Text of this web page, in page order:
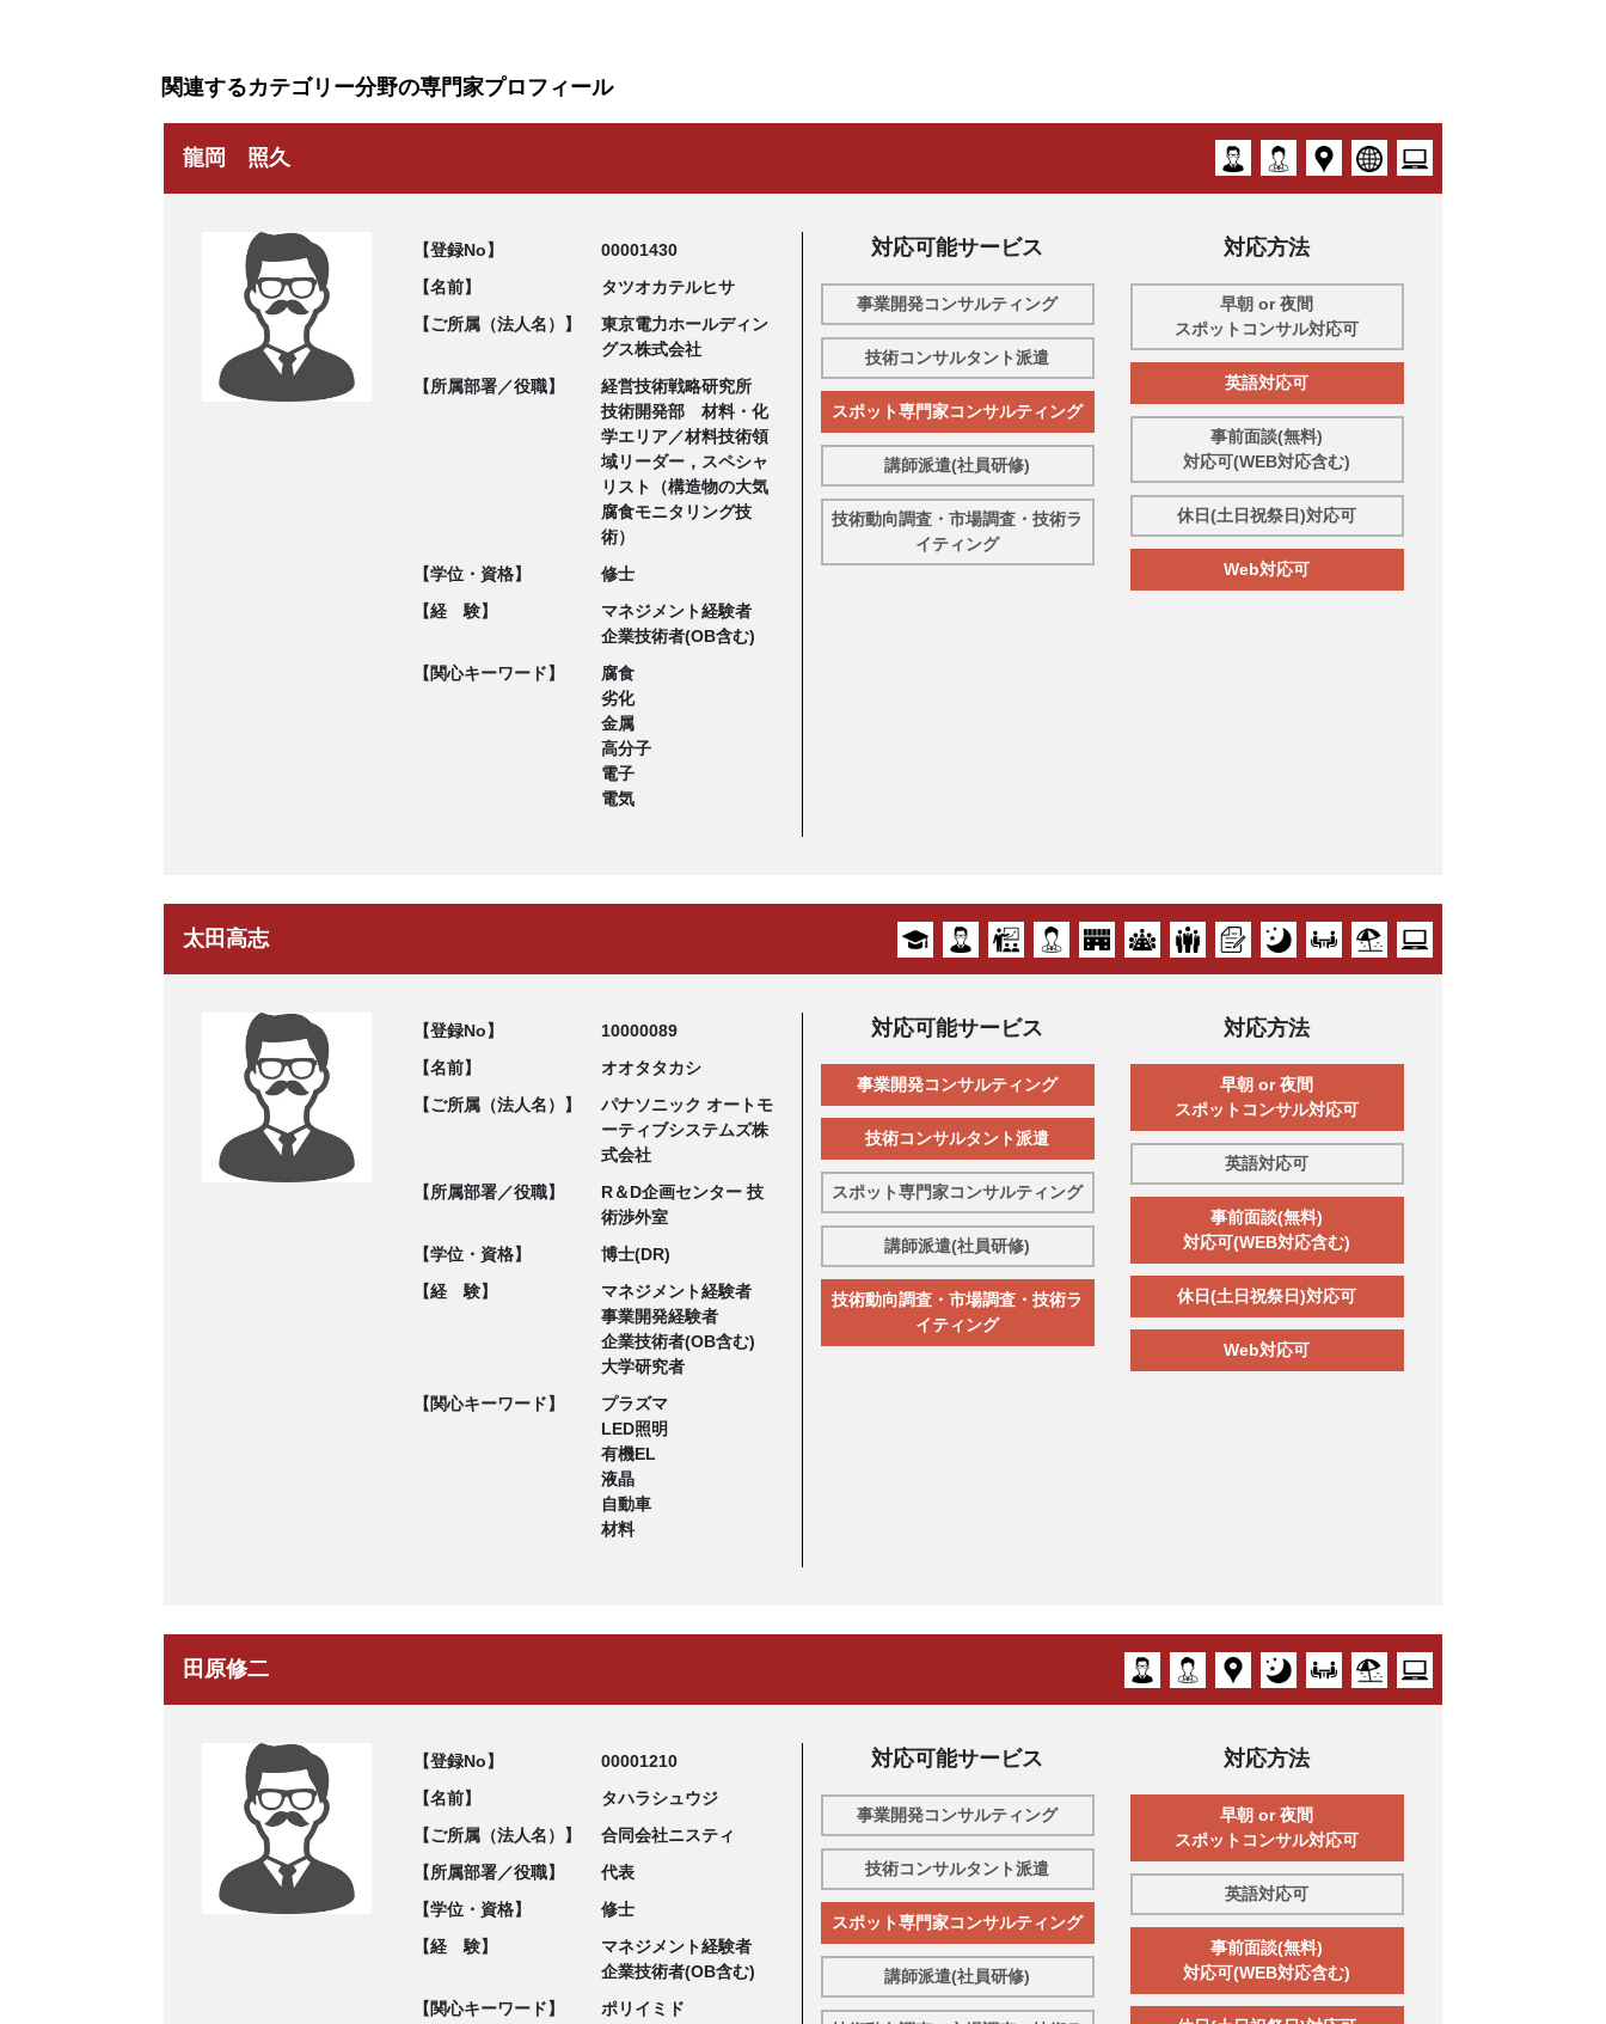
関連するカテゴリー分野の専門家プロフィール
龍岡 照久
【登録No】
00001430
【名前】
タツオカテルヒサ
【ご所属（法人名）】
東京電力ホールディン
グス株式会社
【所属部署／役職】
経営技術戦略研究所
技術開発部 材料・化
学エリア／材料技術領
域リーダー，スペシャ
リスト（構造物の大気
腐食モニタリング技
術）
【学位・資格】
修士
【経 験】
マネジメント経験者
企業技術者(OB含む)
【関心キーワード】
腐食
劣化
金属
高分子
電子
電気
対応可能サービス
事業開発コンサルティング
技術コンサルタント派遣
スポット専門家コンサルティング
講師派遣(社員研修)
技術動向調査・市場調査・技術ラ
イティング
対応方法
早朝 or 夜間
スポットコンサル対応可
英語対応可
事前面談(無料)
対応可(WEB対応含む)
休日(土日祝祭日)対応可
Web対応可
太田高志
【登録No】
10000089
【名前】
オオタタカシ
【ご所属（法人名）】
パナソニック オートモ
ーティブシステムズ株
式会社
【所属部署／役職】
R＆D企画センター 技
術渉外室
【学位・資格】
博士(DR)
【経 験】
マネジメント経験者
事業開発経験者
企業技術者(OB含む)
大学研究者
【関心キーワード】
プラズマ
LED照明
有機EL
液晶
自動車
材料
対応可能サービス
事業開発コンサルティング
技術コンサルタント派遣
スポット専門家コンサルティング
講師派遣(社員研修)
技術動向調査・市場調査・技術ラ
イティング
対応方法
早朝 or 夜間
スポットコンサル対応可
英語対応可
事前面談(無料)
対応可(WEB対応含む)
休日(土日祝祭日)対応可
Web対応可
田原修二
【登録No】
00001210
【名前】
タハラシュウジ
【ご所属（法人名）】
合同会社ニスティ
【所属部署／役職】
代表
【学位・資格】
修士
【経 験】
マネジメント経験者
企業技術者(OB含む)
【関心キーワード】
ポリイミド
対応可能サービス
事業開発コンサルティング
技術コンサルタント派遣
スポット専門家コンサルティング
講師派遣(社員研修)
対応方法
早朝 or 夜間
スポットコンサル対応可
英語対応可
事前面談(無料)
対応可(WEB対応含む)